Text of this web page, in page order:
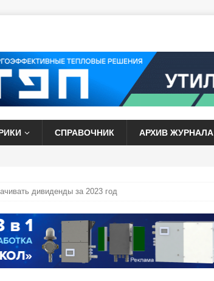
СПРАВОЧНИК АРХИВ ЖУРНАЛА
дивиденды за 2023 год